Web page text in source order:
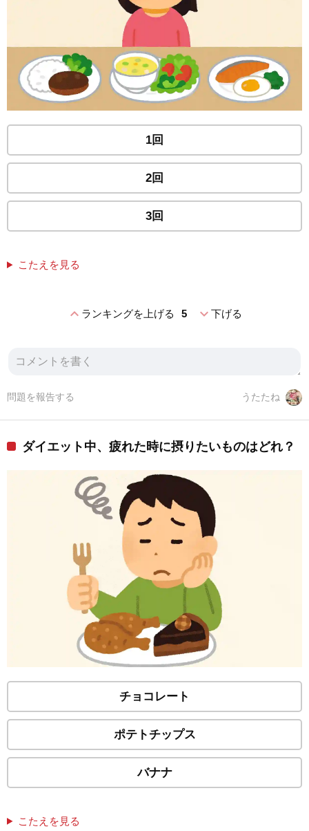
1回
2回
3回
こたえを見る
expand_lessランキングを上げる 5 expand_more下げる
うたたね
問題を報告する
ダイエット中、疲れた時に摂りたいものはどれ？
チョコレート
ポテトチップス
バナナ
こたえを見る